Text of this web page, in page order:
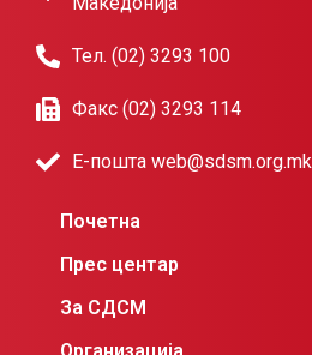
Тел. (02) 3293 100
Факс (02) 3293 114
Е-пошта web@sdsm.org.mk
Почетна
Прес центар
За СДСМ